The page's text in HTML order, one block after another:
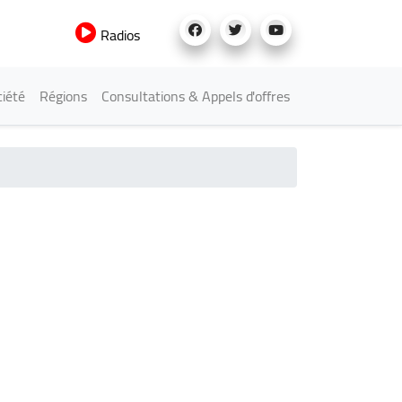
Radios
Régions Consultations & Appels d'offres